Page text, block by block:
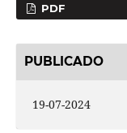
PDF
PUBLICADO
19-07-2024